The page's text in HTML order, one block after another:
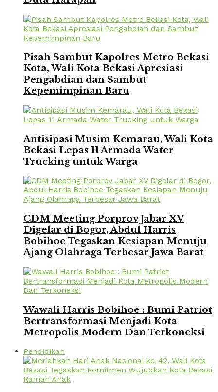
Pisah Sambut Kapolres Metro Bekasi
Kota, Wali Kota Bekasi Apresiasi
Pengabdian dan Sambut
Kepemimpinan Baru
Antisipasi Musim Kemarau, Wali Kota
Bekasi Lepas 11 Armada Water
Trucking untuk Warga
CDM Meeting Porprov Jabar XV
Digelar di Bogor, Abdul Harris
Bobihoe Tegaskan Kesiapan Menuju
Ajang Olahraga Terbesar Jawa Barat
Wawali Harris Bobihoe : Bumi Patriot
Bertransformasi Menjadi Kota
Metropolis Modern Dan Terkoneksi
Pendidikan